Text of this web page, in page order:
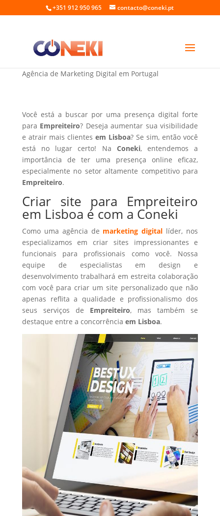
+351 912 950 965 contacto@coneki.pt
Criar site para Empreiteiro em Lisboa
Agência de Marketing Digital em Portugal
Você está a buscar por uma presença digital forte
para Empreiteiro? Deseja aumentar sua visibilidade
e atrair mais clientes em Lisboa? Se sim, então você
está no lugar certo! Na Coneki, entendemos a
importância de ter uma presença online eficaz,
especialmente no setor altamente competitivo para
Empreiteiro.
Criar site para Empreiteiro
em Lisboa é com a Coneki
Como uma agência de marketing digital líder, nos
especializamos em criar sites impressionantes e
funcionais para profissionais como você. Nossa
equipe de especialistas em design e
desenvolvimento trabalhará em estreita colaboração
com você para criar um site personalizado que não
apenas reflita a qualidade e profissionalismo dos
seus serviços de Empreiteiro, mas também se
destaque entre a concorrência em Lisboa.